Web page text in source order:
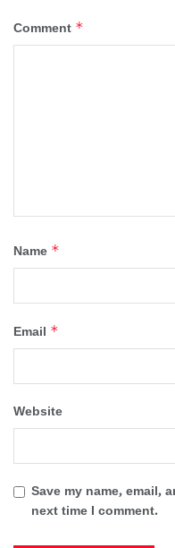
Comment *
Name *
Email *
Website
Save my name, email,
next time I comment.